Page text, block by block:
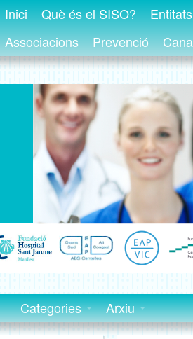
Inici Què és el SISO?
Associacions
Prevenció
Categories Arxiu